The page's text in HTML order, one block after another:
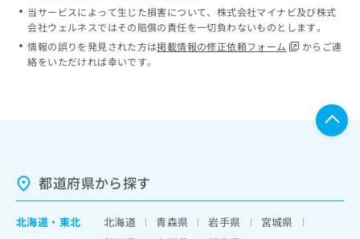
当サービスによって生じた損害について、株式会社マイナビ及び株式
会社ウェルネスではその賠償の責任を一切負わないものとします。
情報の誤りを発見された方は掲載情報の修正依頼フォーム
からご連
絡をいただければ幸いです。
都道府県から探す
北海道 ・ 東北 北海道 青森県 岩手県
宮城県